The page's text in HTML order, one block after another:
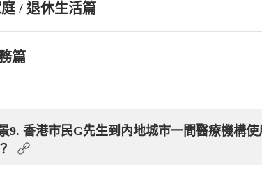
/ 退休生活篇
篇
9. 香港市民G先生到內地城市一間醫療機構